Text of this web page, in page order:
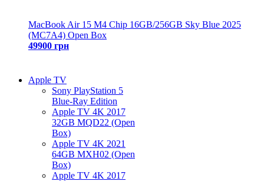
MacBook Air 15 M4 Chip 16GB/256GB Sky Blue 2025
(MC7A4) Open Box
49900 грн
Apple TV
Sony PlayStation 5
Blue-Ray Edition
Apple TV 4K 2017
32GB MQD22 (Open
Box)
Apple TV 4K 2021
64GB MXH02 (Open
Box)
Apple TV 4K 2017